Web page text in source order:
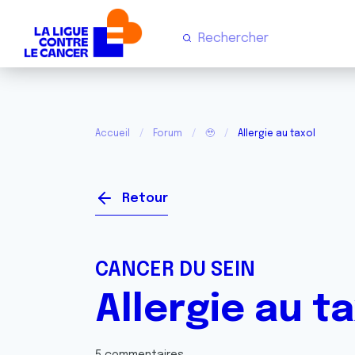
Accueil Forum 🥹 Allergie au taxol
Retour
CANCER DU SEIN
Allergie au